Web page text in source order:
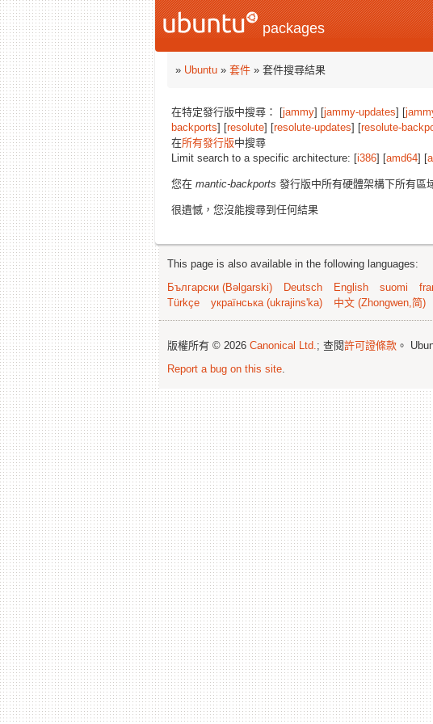
packages
» Ubuntu » 套件 » 套件搜尋結果
在特定發行版中搜尋： [jammy] [jammy-updates] [
backports] [resolute] [resolute-updates] [resolute-
在所有發行版中搜尋
Limit search to a specific architecture: [i386] [amd64] [
您在 mantic-backports 發行版中所有硬體架構下所有區
很遺憾，您沒能搜尋到任何結果
This page is also available in the following languages:
Български (Bəlgarski)
Deutsch English suomi
Türkçe
українська (ukrajins'ka) 中文 (Zhongwen,简)
版權所有 © 2026 Canonical Ltd.; 查閱許可證條款 。
Report a bug on this site.